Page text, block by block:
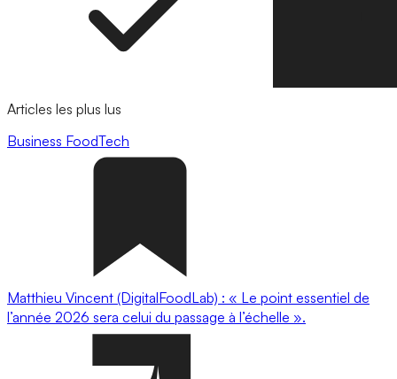
Articles les plus lus
Business FoodTech
Matthieu Vincent (DigitalFoodLab) : « Le point essentiel de
l’année 2026 sera celui du passage à l’échelle ».